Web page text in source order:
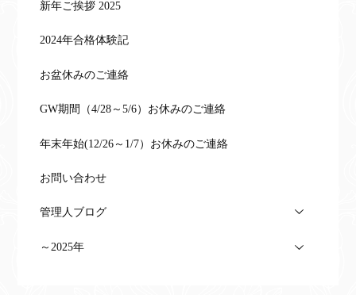
新年ご挨拶 2025
2024年合格体験記
お盆休みのご連絡
GW期間（4/28～5/6）お休みのご連絡
年末年始(12/26～1/7）お休みのご連絡
お問い合わせ
管理人ブログ
～2025年